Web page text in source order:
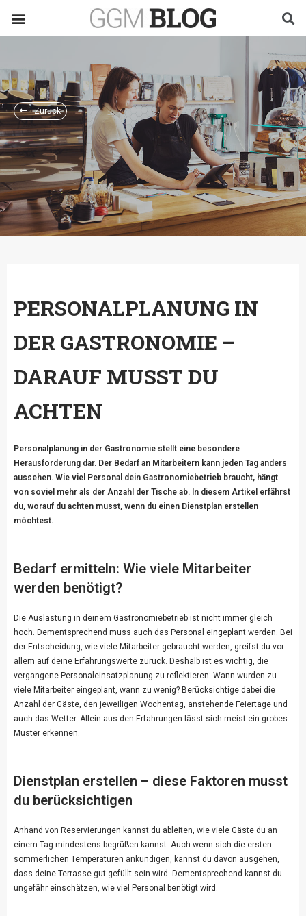
Zurück
PERSONALPLANUNG IN
DER GASTRONOMIE –
DARAUF MUSST DU
ACHTEN
Personalplanung in der Gastronomie stellt eine besondere
Herausforderung dar. Der Bedarf an Mitarbeitern kann jeden Tag anders
aussehen. Wie viel Personal dein Gastronomiebetrieb braucht, hängt
von soviel mehr als der Anzahl der Tische ab. In diesem Artikel erfährst
du, worauf du achten musst, wenn du einen Dienstplan erstellen
möchtest.
Bedarf ermitteln: Wie viele Mitarbeiter
werden benötigt?
Die Auslastung in deinem Gastronomiebetrieb ist nicht immer gleich
hoch. Dementsprechend muss auch das Personal eingeplant werden. Bei
der Entscheidung, wie viele Mitarbeiter gebraucht werden, greifst du vor
allem auf deine Erfahrungswerte zurück. Deshalb ist es wichtig, die
vergangene Personaleinsatzplanung zu reflektieren: Wann wurden zu
viele Mitarbeiter eingeplant, wann zu wenig? Berücksichtige dabei die
Anzahl der Gäste, den jeweiligen Wochentag, anstehende Feiertage und
auch das Wetter. Allein aus den Erfahrungen lässt sich meist ein grobes
Muster erkennen.
Dienstplan erstellen – diese Faktoren musst
du berücksichtigen
Anhand von Reservierungen kannst du ableiten, wie viele Gäste du an
einem Tag mindestens begrüßen kannst. Auch wenn sich die ersten
sommerlichen Temperaturen ankündigen, kannst du davon ausgehen,
dass deine Terrasse gut gefüllt sein wird. Dementsprechend kannst du
ungefähr einschätzen, wie viel Personal benötigt wird.